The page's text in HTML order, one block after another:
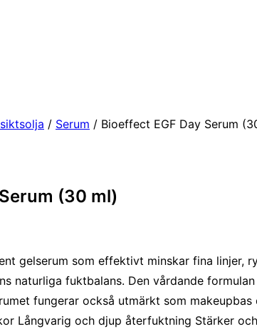
/ Serum / Bioeffect EGF Day Serum
(30 ml)
gelserum som effektivt minskar fina
naturliga fuktbalans. Den vårdande
fungerar också utmärkt som
Långvarig och djup återfuktning Stärker